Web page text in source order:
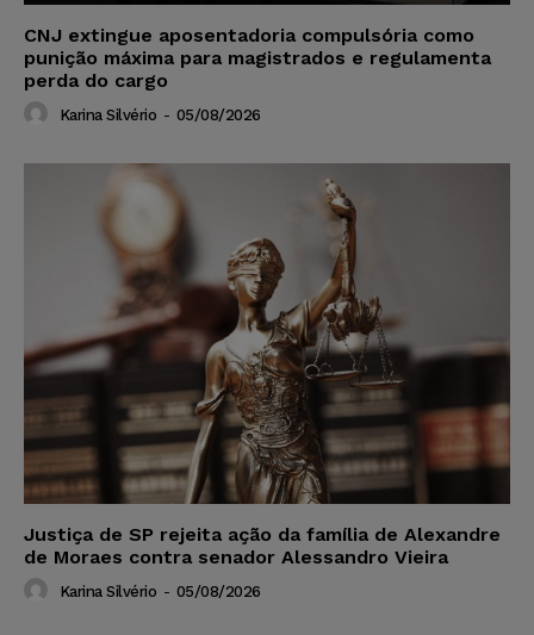
CNJ extingue aposentadoria compulsória como
punição máxima para magistrados e regulamenta
perda do cargo
Karina Silvério - 05/08/2026
Justiça de SP rejeita ação da família de Alexandre
de Moraes contra senador Alessandro Vieira
Karina Silvério - 05/08/2026